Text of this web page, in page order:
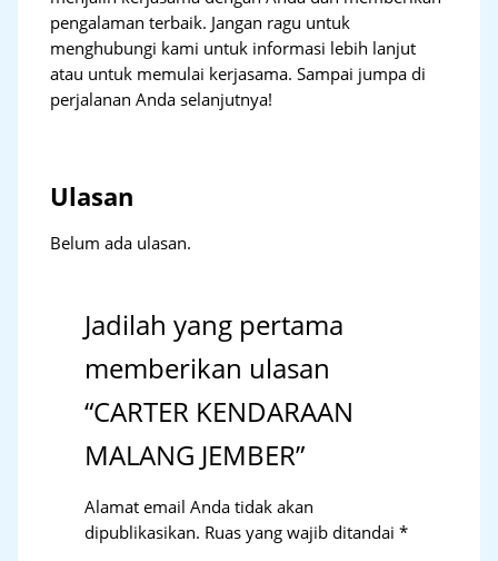
pengalaman terbaik. Jangan ragu untuk
menghubungi kami untuk informasi lebih lanjut
atau untuk memulai kerjasama. Sampai jumpa di
perjalanan Anda selanjutnya!
Ulasan
Belum ada ulasan.
Jadilah yang pertama
memberikan ulasan
“CARTER KENDARAAN
MALANG JEMBER”
Alamat email Anda tidak akan
dipublikasikan. Ruas yang wajib ditandai*